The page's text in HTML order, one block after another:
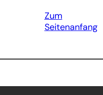
Zum
Seitenanfang